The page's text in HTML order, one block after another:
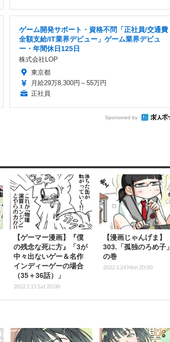
ゲーム開発サポート・資格不問「正社員/交通費
全額支給/IT業界デビュー」ゲーム業界デビュ
ー・年間休日125日
株式会社LOP
東京都
月給29万8,300円～55万円
正社員
Sponsored by
【ゲーマー漫画】『僕
の残念な死に方』「3が
中々出ないゲー＆名作
インディーゲーの場合
（35＋36話）」
2022.1.15 Sat 20:00
【漫画じゃんげま】
303.「孤独のろめ子」
の巻
2022.1.24 Mon 20:00